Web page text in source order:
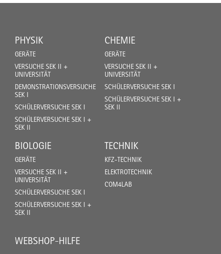
PHYSIK
GERÄTE
VERSUCHE SEK II +
UNIVERSITÄT
DEMONSTRATIONSVERSUCHE
SEK I
SCHÜLERVERSUCHE SEK I
SCHÜLERVERSUCHE SEK I +
SEK II
CHEMIE
GERÄTE
VERSUCHE SEK II +
UNIVERSITÄT
SCHÜLERVERSUCHE SEK I
SCHÜLERVERSUCHE SEK I +
SEK II
BIOLOGIE
GERÄTE
VERSUCHE SEK II +
UNIVERSITÄT
SCHÜLERVERSUCHE SEK I
SCHÜLERVERSUCHE SEK I +
SEK II
TECHNIK
KFZ-TECHNIK
ELEKTROTECHNIK
COM4LAB
WEBSHOP-HILFE